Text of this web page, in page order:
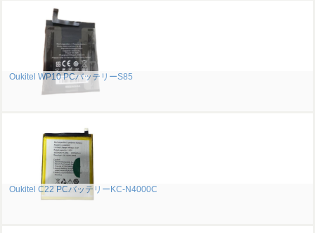
Oukitel WP10 PCバッテリーS85
Oukitel C22 PCバッテリーKC-N4000C